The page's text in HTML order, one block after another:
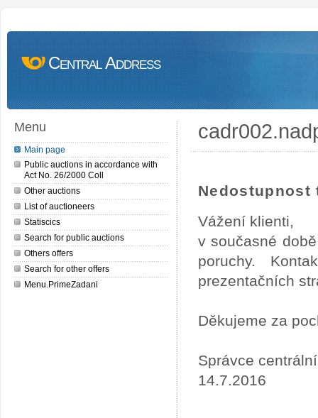
Central Address
Menu
Main page
Public auctions in accordance with
Act No. 26/2000 Coll
Other auctions
List of auctioneers
Statiscics
Search for public auctions
Others offers
Search for other offers
Menu.PrimeZadani
Nedostupnost
Vážení klienti,
v současné
poruchy.
prezentačních
Děkujeme za
Správce
14.7.2016